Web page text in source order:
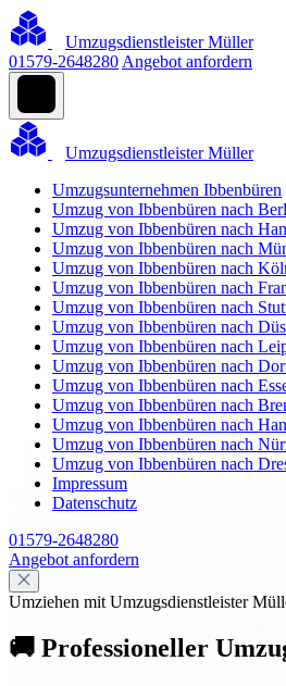
Umzugsdienstleister Müller
01579-2648280 Angebot anfordern
Umzugsdienstleister Müller
Umzugsunternehmen Ibbenbüren
Umzug von Ibbenbüren nach
Umzug von Ibbenbüren nach
Umzug von Ibbenbüren nach
Umzug von Ibbenbüren nach
Umzug von Ibbenbüren nach
Umzug von Ibbenbüren nach
Umzug von Ibbenbüren nach
Umzug von Ibbenbüren nach
Umzug von Ibbenbüren nach
Umzug von Ibbenbüren nach
Umzug von Ibbenbüren nach
Umzug von Ibbenbüren nach
Umzug von Ibbenbüren nach
Umzug von Ibbenbüren nach
Impressum
Datenschutz
01579-2648280
Angebot anfordern
Umziehen mit Umzugsdienstleister
🚚 Professioneller